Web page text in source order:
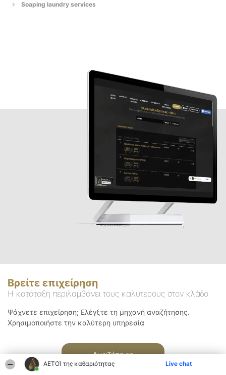
ΑΕΤΟΊ της καθαριότητας Live chat
Soaping laundry services
Βρείτε επιχείρηση
Η κατάταξη περιλαμβάνει τους καλύτερους στον κλάδο
Ψάχνετε επιχείρηση; Ελέγξτε τη μηχανή αναζήτησης.
Χρησιμοποιήστε την καλύτερη υπηρεσία
Αναζήτηση